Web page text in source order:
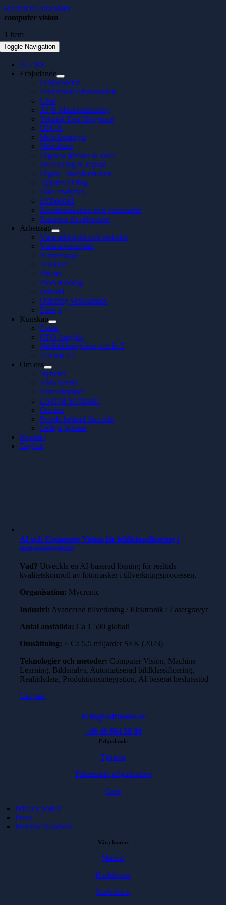
Fortsätt till innehållet
Toggle Navigation
AI / ML
Erbjudande
Erbjudanden
Paketerade erbjudanden
Case
AI & Maskininlärning
Teknisk Due Diligence
UI/UX
Molnlösningar
Nearshore
Digitala tjänster & Web
Investering & kapital
Digital Transformation
Apputveckling
Data analytics
Embedded
Kommunikation och varumärke
Business Acceleration
Arbetssätt
Våra arbetssätt och metoder
Våra leveranssätt
Partnerskap
Telekom
Finans
Produktbolag
Industri
Offentlig verksamhet
Energi
Kunskap
Event
CTO Insights
Nedladdningsbart och In 5
Allt om AI
Om oss
Nyheter
Våra kontor
Konsultquizet
Livet på Softhouse
Om oss
People behind the code
Lediga tjänster
Kontakt
English
computer vision
1 item
AI och Computer Vision för bildklassificering i
nanometerskala
Vad? Utveckla en AI-baserad lösning för realtids
kvalitetskontroll av fotomasker i tillverkningsprocessen.
Organisation: Mycronic
Industri: Avancerad tillverkning / Elektronik / Lasergravyr
Antal anställda: Ca 1 500 globalt
Omsättning: > Ca 5,5 miljarder SEK (2023)
Teknologier och metoder: Computer Vision, Machine
Learning, Bildanalys, Automatiserad bildklassificering,
Realtidsdata, Produktionsintegration, AI-baserat beslutsstöd
Läs mer
hello@softhouse.se
+46 40 664 39 00
Erbjudande
Tjänster
Paketerade erbjudanden
Case
Privacy policy
Press
Investor Relations
Våra kontor
Malmö
Karlskrona
Karlshamn